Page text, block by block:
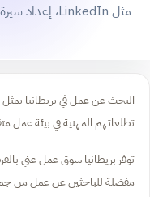
مثل LinkedIn، إعداد سيرة ذاتية قوية، ومعرفة متطلبات التأشيرة.
البحث عن عمل في بريطانيا
تطلعاتهم المهنية في بيئة عمل
توفر بريطانيا سوق عمل غني
مفضلة للباحثين عن عمل من